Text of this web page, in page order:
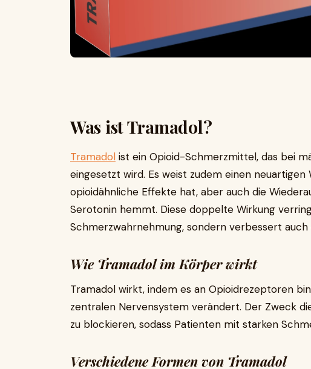
Was ist Tramadol?
Tramadol ist ein Opioid-Schmerzmittel, das bei
eingesetzt wird. Es weist zudem einen neuartigen
opioidähnliche Effekte hat, aber auch die
Serotonin hemmt. Diese doppelte Wirkung
Schmerzwahrnehmung, sondern verbessert
Wie Tramadol im Körper wirkt
Tramadol wirkt, indem es an Opioidrezeptoren
zentralen Nervensystem verändert. Der Zweck
zu blockieren, sodass Patienten mit starken
Verschiedene Formen von Tramadol